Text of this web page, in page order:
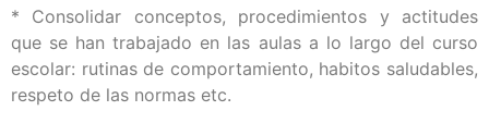
* Consolidar conceptos, procedimientos y actitudes
que se han trabajado en las aulas a lo largo del curso
escolar: rutinas de comportamiento, habitos saludables,
respeto de las normas etc.